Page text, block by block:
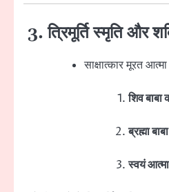
3. त्रिमूर्ति स्मृति और
साक्षात्कार मूरत
शिव बाबा
ब्रह्मा
स्वयं